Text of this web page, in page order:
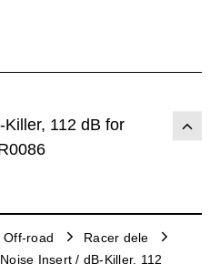
112 dB for
Off-road
Racer dele
Insert / dB-Killer, 112